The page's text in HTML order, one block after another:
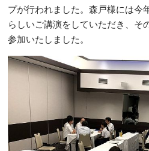
プが行われました。森戸様には今
らしいご講演をしていただき、そ
参加いたしました。